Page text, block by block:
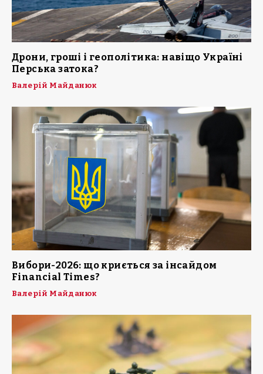
Дрони, гроші і геополітика: навіщо Україні
Перська затока?
Валерій Майданюк
Вибори-2026: що криється за інсайдом
Financial Times?
Валерій Майданюк